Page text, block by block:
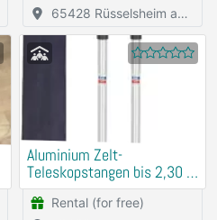
Main
Aluminium Zelt-
Teleskopstangen bis 2,30 m
ausziehbar
Rental (for free)